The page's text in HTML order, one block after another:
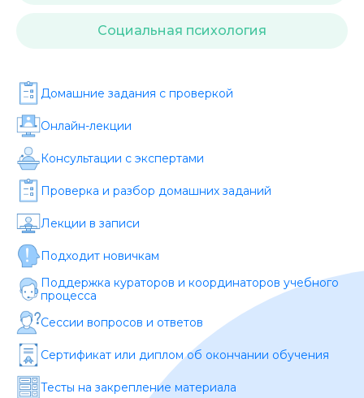
Социальная психология
Домашние задания c проверкой
Онлайн-лекции
Консультации с экспертами
Проверка и разбор домашних заданий
Лекции в записи
Подходит новичкам
Поддержка кураторов и координаторов учебного
процесса
Сессии вопросов и ответов
Сертификат или диплом об окончании обучения
Тесты на закрепление материала
Уровень организации *